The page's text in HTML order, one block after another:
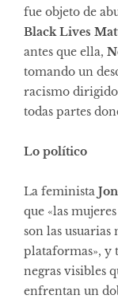
fue objeto de
Black Lives
antes que ella,
tomando un
racismo
todas partes
Lo político
La feminista
que «las
son las usuarias
plataformas», y
negras visibles
enfrentan un